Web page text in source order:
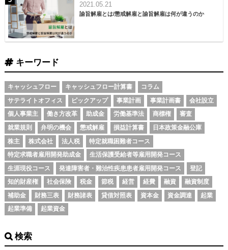
2021.05.21
諭旨解雇とは/懲戒解雇と諭旨解雇は何が違うのか
キーワード
キャッシュフロー キャッシュフロー計算書
コラム
サテライトオフィス
ピックアップ 事業計画 事業計画書
会社設立
個人事業主
働き方改革 助成金 労働基準法 商標権
審査
就業規則
弁明の機会 懲戒解雇 損益計算書
日本政策金融公庫
株主
株式会社 法人税
特定就職困難者コース
特定求職者雇用開発助成金
生活保護受給者等雇用開発コース
生涯現役コース
発達障害者・難治性疾患患者雇用開発コース
登記
知的財産権
社会保険 税金 節税 経営 経費 融資
融資制度
補助金
財務三表 財務諸表 貸借対照表 資本金 資金調達
起業
起業準備
起業資金
検索